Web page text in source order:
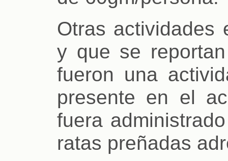
Otras actividades
y que se
fueron una
presente en el
fuera
ratas preñadas